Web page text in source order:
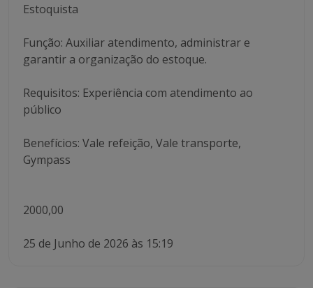
Estoquista
Função: Auxiliar atendimento, administrar e
garantir a organização do estoque.
Requisitos: Experiência com atendimento ao
público
Benefícios: Vale refeição, Vale transporte,
Gympass
2000,00
25 de Junho de 2026 às 15:19